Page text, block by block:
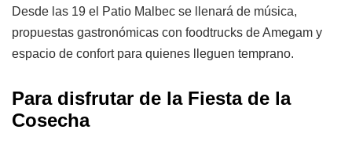
Desde las 19 el Patio Malbec se llenará de música,
propuestas gastronómicas con foodtrucks de Amegam y
espacio de confort para quienes lleguen temprano.
Para disfrutar de la Fiesta de la
Cosecha